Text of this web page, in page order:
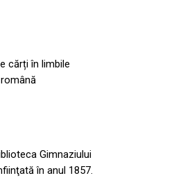
cărți în limbile
Gimnaziului
în anul 1857.